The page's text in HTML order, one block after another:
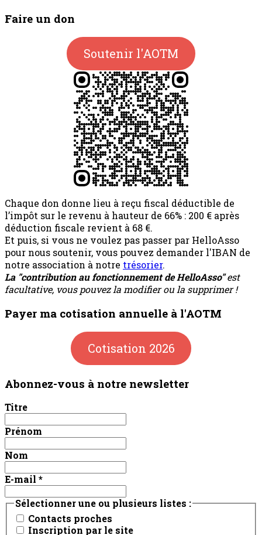
Faire un don
Soutenir l'AOTM
Chaque don donne lieu à reçu fiscal déductible de
l’impôt sur le revenu à hauteur de 66% : 200 € après
déduction fiscale revient à 68 €.
Et puis, si vous ne voulez pas passer par HelloAsso
pour nous soutenir, vous pouvez demander l'IBAN de
notre association à notre trésorier.
La "contribution au fonctionnement de HelloAsso"est
facultative, vous pouvez la modifier ou la supprimer !
Payer ma cotisation annuelle à l'AOTM
Cotisation 2026
Abonnez-vous à notre newsletter
Titre
Prénom
Nom
E-mail *
Sélectionner une ou plusieurs listes :
Contacts proches
Inscription par le site